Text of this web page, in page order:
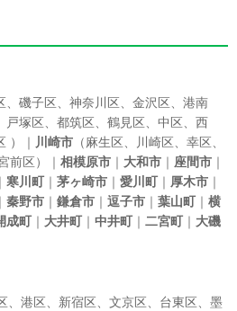
、 磯子区、 神奈川区、 金沢区、 港南
戸塚区、 都筑区、 鶴見区、 中区、 西
）｜ 川崎市 （麻生区、 川崎区、 幸区、
前区）｜ 相模原市 ｜ 大和市 ｜ 座間市 ｜
｜ 寒川町｜ 茅ヶ崎市 ｜ 愛川町｜ 厚木市 ｜
秦野市 ｜ 鎌倉市 ｜ 逗子市 ｜ 葉山町｜ 横
成町｜ 大井町｜ 中井町｜ 二宮町｜ 大磯
、 港区、 新宿区、 文京区、 台東区、 墨